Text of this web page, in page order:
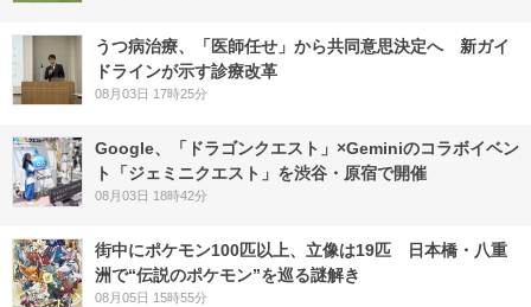
うつ病治療、「医師任せ」から共同意思決定へ 新ガイ
ドラインが示す診療改革
08月03日 17時25分
Google、「ドラゴンクエスト」×Geminiのコラボイベン
ト「ジェミニクエスト」を渋谷・原宿で開催
08月03日 18時42分
街中にポケモン100匹以上、立像は19匹 日本橋・八重
洲で“伝説のポケモン”を巡る謎解き
08月05日 15時55分